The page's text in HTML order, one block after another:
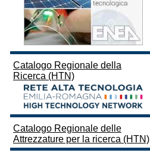
Catalogo Regionale della
Ricerca (HTN)
Catalogo Regionale delle
Attrezzature per la ricerca (HTN)